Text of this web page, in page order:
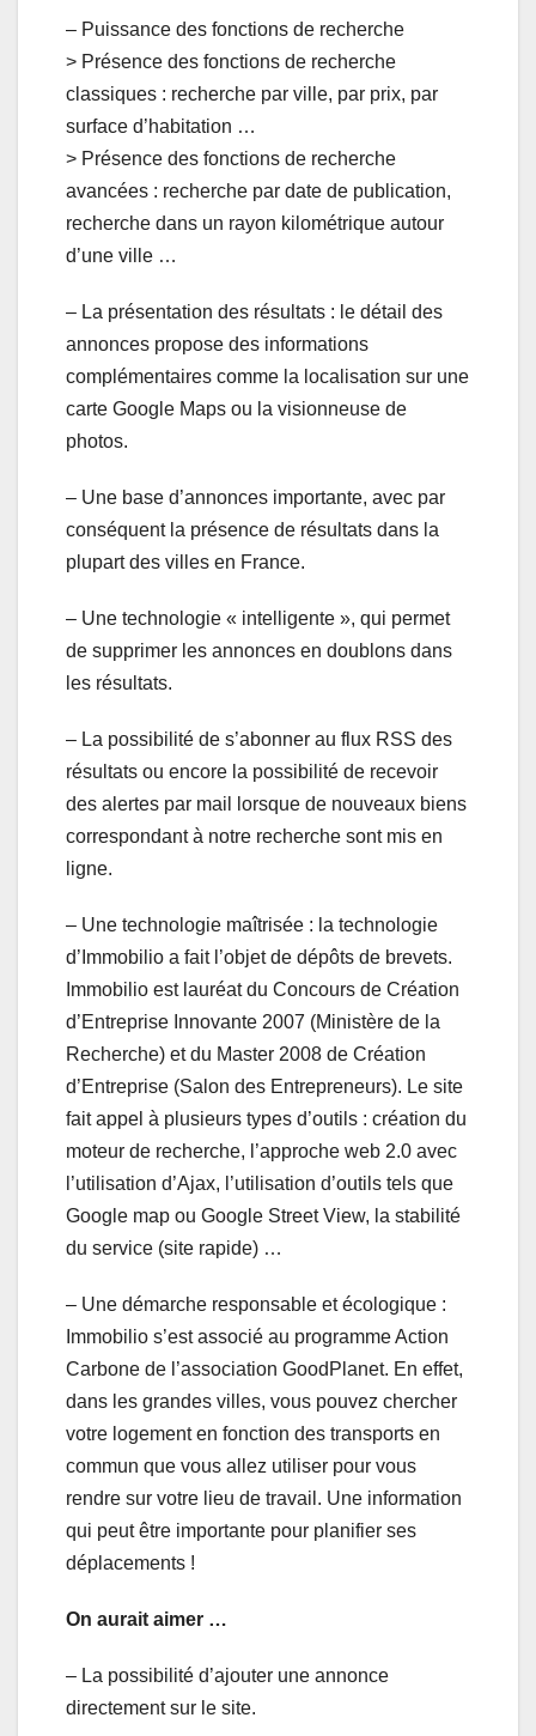
– Puissance des fonctions de recherche
> Présence des fonctions de recherche
classiques : recherche par ville, par prix, par
surface d’habitation …
> Présence des fonctions de recherche
avancées : recherche par date de publication,
recherche dans un rayon kilométrique autour
d’une ville …
– La présentation des résultats : le détail des
annonces propose des informations
complémentaires comme la localisation sur une
carte Google Maps ou la visionneuse de
photos.
– Une base d’annonces importante, avec par
conséquent la présence de résultats dans la
plupart des villes en France.
– Une technologie « intelligente », qui permet
de supprimer les annonces en doublons dans
les résultats.
– La possibilité de s’abonner au flux RSS des
résultats ou encore la possibilité de recevoir
des alertes par mail lorsque de nouveaux biens
correspondant à notre recherche sont mis en
ligne.
– Une technologie maîtrisée : la technologie
d’Immobilio a fait l’objet de dépôts de brevets.
Immobilio est lauréat du Concours de Création
d’Entreprise Innovante 2007 (Ministère de la
Recherche) et du Master 2008 de Création
d’Entreprise (Salon des Entrepreneurs). Le site
fait appel à plusieurs types d’outils : création du
moteur de recherche, l’approche web 2.0 avec
l’utilisation d’Ajax, l’utilisation d’outils tels que
Google map ou Google Street View, la stabilité
du service (site rapide) …
– Une démarche responsable et écologique :
Immobilio s’est associé au programme Action
Carbone de l’association GoodPlanet. En effet,
dans les grandes villes, vous pouvez chercher
votre logement en fonction des transports en
commun que vous allez utiliser pour vous
rendre sur votre lieu de travail. Une information
qui peut être importante pour planifier ses
déplacements !
On aurait aimer …
– La possibilité d’ajouter une annonce
directement sur le site.